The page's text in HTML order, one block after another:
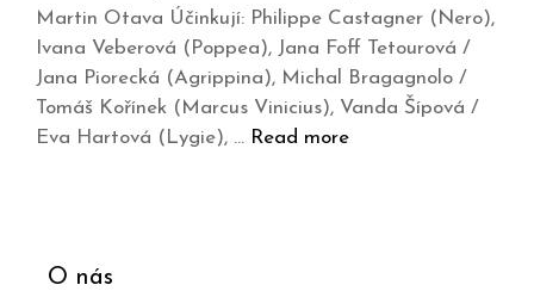
Martin Otava Účinkují: Philippe Castagner (Nero),
Ivana Veberová (Poppea), Jana Foff Tetourová /
Jana Piorecká (Agrippina), Michal Bragagnolo /
Tomáš Kořínek (Marcus Vinicius), Vanda Šípová /
Eva Hartová (Lygie), … Read more
O nás